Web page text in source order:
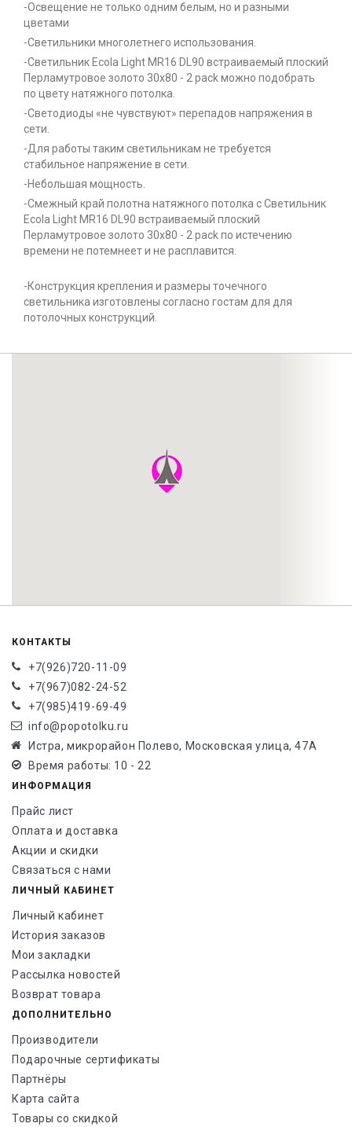
-Освещение не только одним белым, но и разными
цветами
-Светильники многолетнего использования.
-Светильник Ecola Light MR16 DL90 встраиваемый плоский
Перламутровое золото 30x80 - 2 pack можно подобрать
по цвету натяжного потолка.
-Светодиоды «не чувствуют» перепадов напряжения в
сети.
-Для работы таким светильникам не требуется
стабильное напряжение в сети.
-Небольшая мощность.
-Смежный край полотна натяжного потолка с Светильник
Ecola Light MR16 DL90 встраиваемый плоский
Перламутровое золото 30x80 - 2 pack по истечению
времени не потемнеет и не расплавится.
-Конструкция крепления и размеры точечного
светильника изготовлены согласно гостам для для
потолочных конструкций.
КОНТАКТЫ
+7(926)720-11-09
+7(967)082-24-52
+7(985)419-69-49
info@popotolku.ru
Истра, микрорайон Полево, Московская улица, 47А
Время работы: 10 - 22
ИНФОРМАЦИЯ
Прайс лист
Оплата и доставка
Акции и скидки
Связаться с нами
ЛИЧНЫЙ КАБИНЕТ
Личный кабинет
История заказов
Мои закладки
Рассылка новостей
Возврат товара
ДОПОЛНИТЕЛЬНО
Производители
Подарочные сертификаты
Партнёры
Карта сайта
Товары со скидкой